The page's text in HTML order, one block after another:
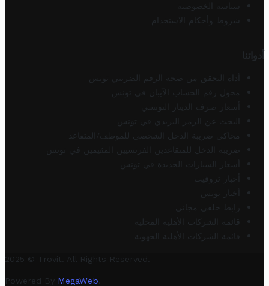
سياسة الخصوصية
شروط وأحكام الاستخدام
أدواتنا
أداة التحقق من صحة الرقم الضريبي تونس
محول رقم الحساب الآيبان في تونس
أسعار صرف الدينار التونسي
البحث عن الرمز البريدي في تونس
محاكي ضريبة الدخل الشخصي للموظف/المتقاعد
ضريبة الدخل للمتقاعدين الفرنسيين المقيمين في تونس
أسعار السيارات الجديدة في تونس
أخبار تروفيت
أخبار تونس
رابط خلفي مجاني
قائمة الشركات الأهلية المحلية
قائمة الشركات الأهلية الجهوية
2025 © Trovit. All Rights Reserved.
Powered By MegaWeb